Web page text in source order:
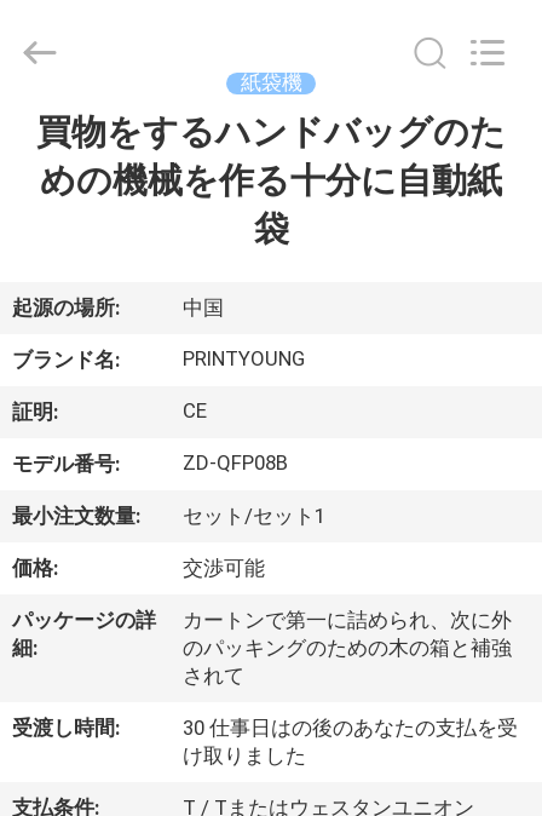
ダ
ク
ト
ビ
オ
達
2015
International
Industry
Co.,Ltd.
紙袋機
買物をするハンドバッグのた
めの機械を作る十分に自動紙
袋
起源の場所: 中国
ブランド名: PRINTYOUNG
証明: CE
モデル番号: ZD-QFP08B
最小注文数量: セット/セット1
価格: 交渉可能
パッケージの詳
細:
カートンで第一に詰められ、次に外
のパッキングのための木の箱と補強
されて
受渡し時間:
30 仕事日はの後のあなたの支払を受
け取りました
支払条件: T / Tまたはウェスタンユニオン